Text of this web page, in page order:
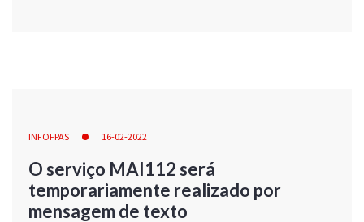
INFOFPAS 16-02-2022
O serviço MAI112 será
temporariamente realizado por
mensagem de texto